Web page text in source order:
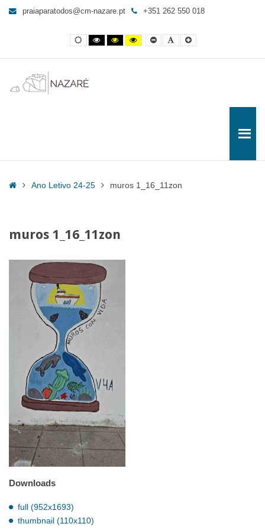
para
praiaparatodos@cm-nazare.pt +351 262 550 018
Contraste
normal
Contraste
preto
branco
Contraste
preto
amarelo
Yellow
and
contrast
Smaller
Font
Letra
por
Letra
maior
HomeAno Letivo 24-25 muros 1_16_11zon
muros 1_16_11zon
Downloads
full (952x1693)
thumbnail (110x110)